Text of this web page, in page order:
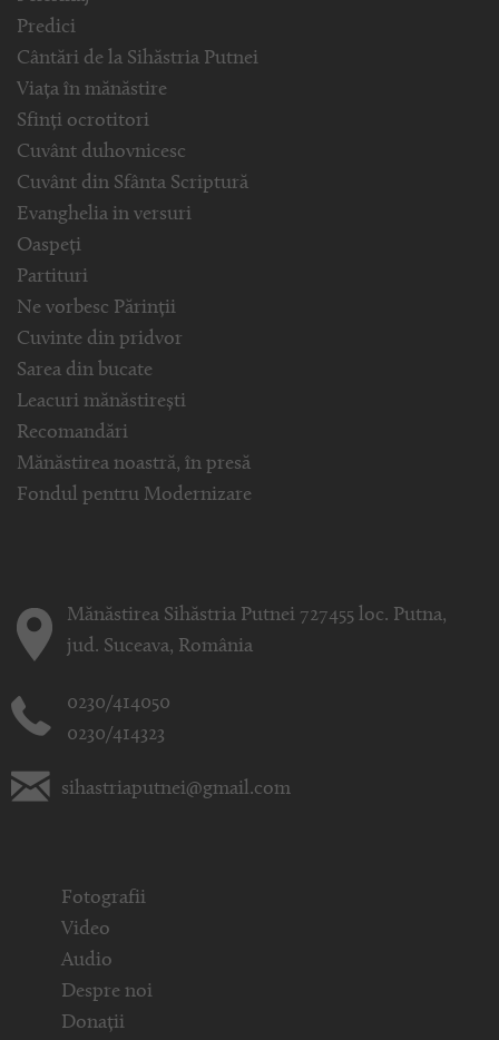
Predici
Cântări de la Sihăstria Putnei
Viața în mănăstire
Sfinți ocrotitori
Cuvânt duhovnicesc
Cuvânt din Sfânta Scriptură
Evanghelia in versuri
Oaspeți
Partituri
Ne vorbesc Părinții
Cuvinte din pridvor
Sarea din bucate
Leacuri mănăstirești
Recomandări
Mănăstirea noastră, în presă
Fondul pentru Modernizare
Mănăstirea Sihăstria Putnei 727455 loc. Putna,
jud. Suceava, România
0230/414050
0230/414323
sihastriaputnei@gmail.com
Fotografii
Video
Audio
Despre noi
Donații